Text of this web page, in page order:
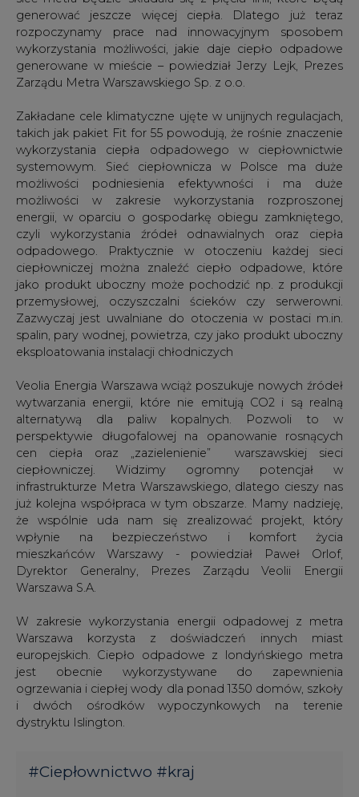
generować jeszcze więcej ciepła. Dlatego już teraz
rozpoczynamy prace nad innowacyjnym sposobem
wykorzystania możliwości, jakie daje ciepło odpadowe
generowane w mieście – powiedział Jerzy Lejk, Prezes
Zarządu Metra Warszawskiego Sp. z o.o.
Zakładane cele klimatyczne ujęte w unijnych regulacjach,
takich jak pakiet Fit for 55 powodują, że rośnie znaczenie
wykorzystania ciepła odpadowego w ciepłownictwie
systemowym. Sieć ciepłownicza w Polsce ma duże
możliwości podniesienia efektywności i ma duże
możliwości w zakresie wykorzystania rozproszonej
energii, w oparciu o gospodarkę obiegu zamkniętego,
czyli wykorzystania źródeł odnawialnych oraz ciepła
odpadowego. Praktycznie w otoczeniu każdej sieci
ciepłowniczej można znaleźć ciepło odpadowe, które
jako produkt uboczny może pochodzić np. z produkcji
przemysłowej, oczyszczalni ścieków czy serwerowni.
Zazwyczaj jest uwalniane do otoczenia w postaci m.in.
spalin, pary wodnej, powietrza, czy jako produkt uboczny
eksploatowania instalacji chłodniczych
Veolia Energia Warszawa wciąż poszukuje nowych źródeł
wytwarzania energii, które nie emitują CO2 i są realną
alternatywą dla paliw kopalnych. Pozwoli to w
perspektywie długofalowej na opanowanie rosnących
cen ciepła oraz „zazielenienie” warszawskiej sieci
ciepłowniczej. Widzimy ogromny potencjał w
infrastrukturze Metra Warszawskiego, dlatego cieszy nas
już kolejna współpraca w tym obszarze. Mamy nadzieję,
że wspólnie uda nam się zrealizować projekt, który
wpłynie na bezpieczeństwo i komfort życia
mieszkańców Warszawy - powiedział Paweł Orlof,
Dyrektor Generalny, Prezes Zarządu Veolii Energii
Warszawa S.A.
W zakresie wykorzystania energii odpadowej z metra
Warszawa korzysta z doświadczeń innych miast
europejskich. Ciepło odpadowe z londyńskiego metra
jest obecnie wykorzystywane do zapewnienia
ogrzewania i ciepłej wody dla ponad 1350 domów, szkoły
i dwóch ośrodków wypoczynkowych na terenie
dystryktu Islington.
#Ciepłownictwo #kraj